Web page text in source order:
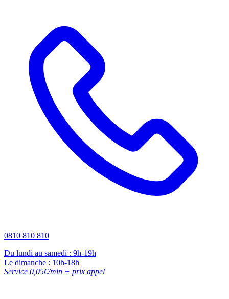
0810 810 810
Du lundi au samedi : 9h-19h
Le dimanche : 10h-18h
Service 0,05€/min + prix appel